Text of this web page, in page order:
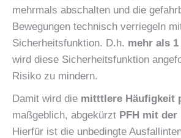
mehrmals abschalten und die
Bewegungen technisch verriegeln
Sicherheitsfunktion. D.h. mehr als
wird diese Sicherheitsfunktion
Risiko zu mindern.
Damit wird die mitttlere Häufigkeit
maßgeblich, abgekürzt PFH mit
Hierfür ist die unbedingte